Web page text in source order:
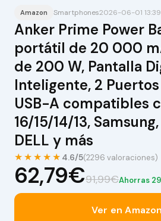
Amazon Smartphones2026-06-01
Anker Prime Power
portátil de 20 000
de 200 W, Pantalla
Inteligente, 2 Puertos
USB-A compatibles
16/15/14/13,
DELL y más
★★★★★ 4.6/5(2296 valoraciones)
62,79€91,99€Ahorras
Ver en